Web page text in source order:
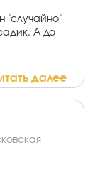
"случайно"
А до
далее